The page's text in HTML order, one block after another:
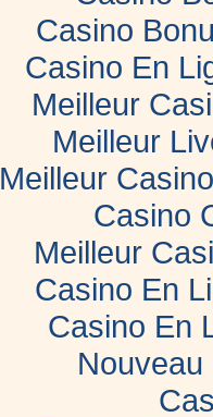
Casino
Casino En
Meilleur
Meilleur
Meilleur
Casino
Meilleur
Casino En
Casino En